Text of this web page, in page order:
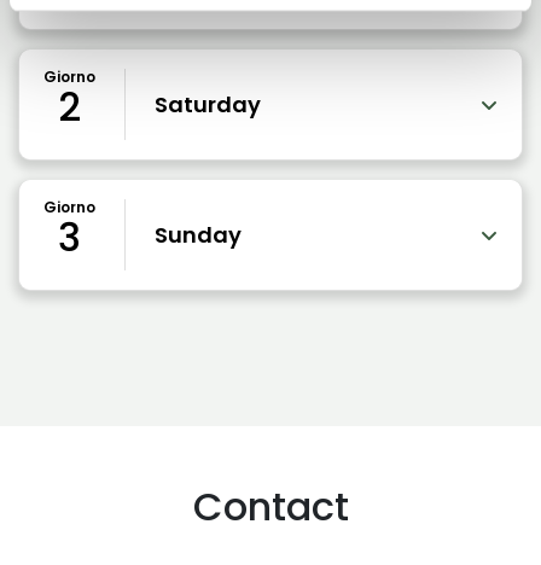
Giorno
2 Saturday
Giorno
3 Sunday
Contact